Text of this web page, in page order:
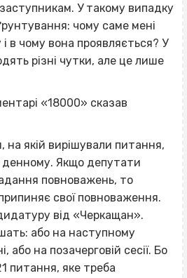
У такому випадку
чому саме мені
в чому вона проявляється? У
різні чутки, але це лише
«18000» сказав
на якій вирішували питання,
Якщо депутати
повноважень, то
свої повноваження.
від «Черкащан».
або на наступному
або на позачерговій сесії. Бо
питання, яке треба